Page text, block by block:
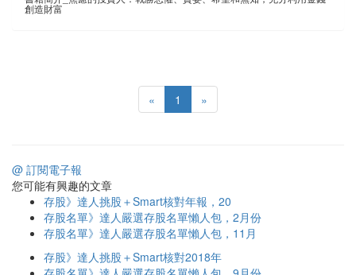
創造財富
« 1 »
@ 訂閱電子報
您可能有興趣的文章
存股》達人挑股＋Smart核對年報，20
存股名單》達人嚴選存股名單懶人包，2月份
存股名單》達人嚴選存股名單懶人包，11月
存股》達人挑股＋Smart核對2018年